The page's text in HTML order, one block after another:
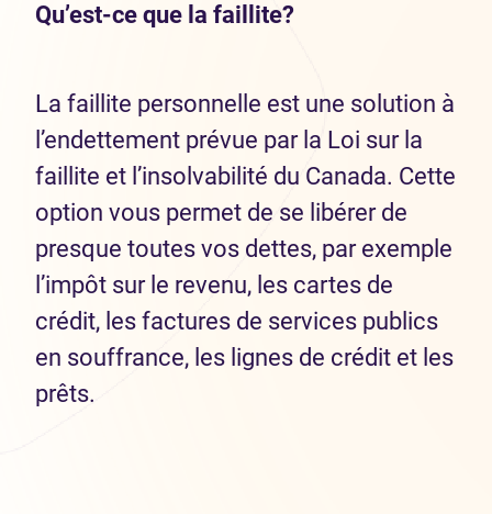
Qu’est-ce que la faillite?
La faillite personnelle est une solution à
l’endettement prévue par la Loi sur la
faillite et l’insolvabilité du Canada. Cette
option vous permet de se libérer de
presque toutes vos dettes, par exemple
l’impôt sur le revenu, les cartes de
crédit, les factures de services publics
en souffrance, les lignes de crédit et les
prêts.